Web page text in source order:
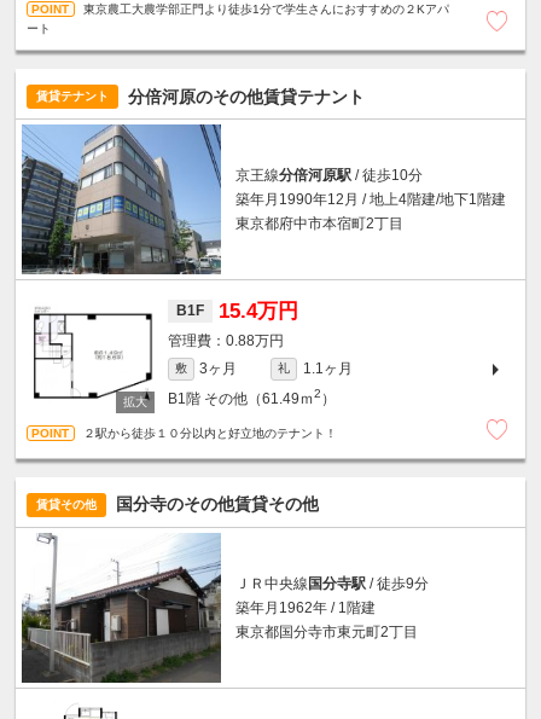
東京農工大農学部正門より徒歩1分で学生さんにおすすめの２Kアパ
ート
賃貸テナント 分倍河原のその他賃貸テナント
京王線分倍河原駅 / 徒歩10分
築年月1990年12月 / 地上4階建/地下1階建
東京都府中市本宿町2丁目
B1F 15.4万円
0.88万円
敷 3ヶ月 礼
1.1ヶ月
B1階 その他（61.49ｍ2 ）
２駅から徒歩１０分以内と好立地のテナント！
賃貸その他 国分寺のその他賃貸その他
ＪＲ中央線 国分寺駅 / 徒歩9分
築年月1962年 / 1階建
東京都国分寺市東元町2丁目